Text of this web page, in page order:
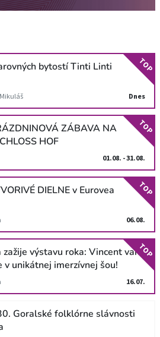
bytostí Tinti Linti
Dnes
TOP
ZÁBAVA NA
HOF
01.08. - 31.08.
TOP
DIELNE v Eurovea
06.08.
TOP
výstavu roka: Vincent van
v unikátnej imerzívnej šou!
16.07.
TOP
Goralské folklórne slávnosti